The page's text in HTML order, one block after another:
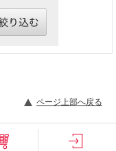
ページ上部へ戻る